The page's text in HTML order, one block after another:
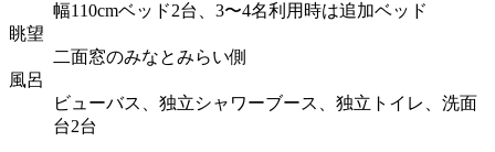
幅110cmベッド2台、3〜4名利用時は追加ベッド
眺望
二面窓のみなとみらい側
風呂
ビューバス、独立シャワーブース、独立トイレ、洗面
台2台